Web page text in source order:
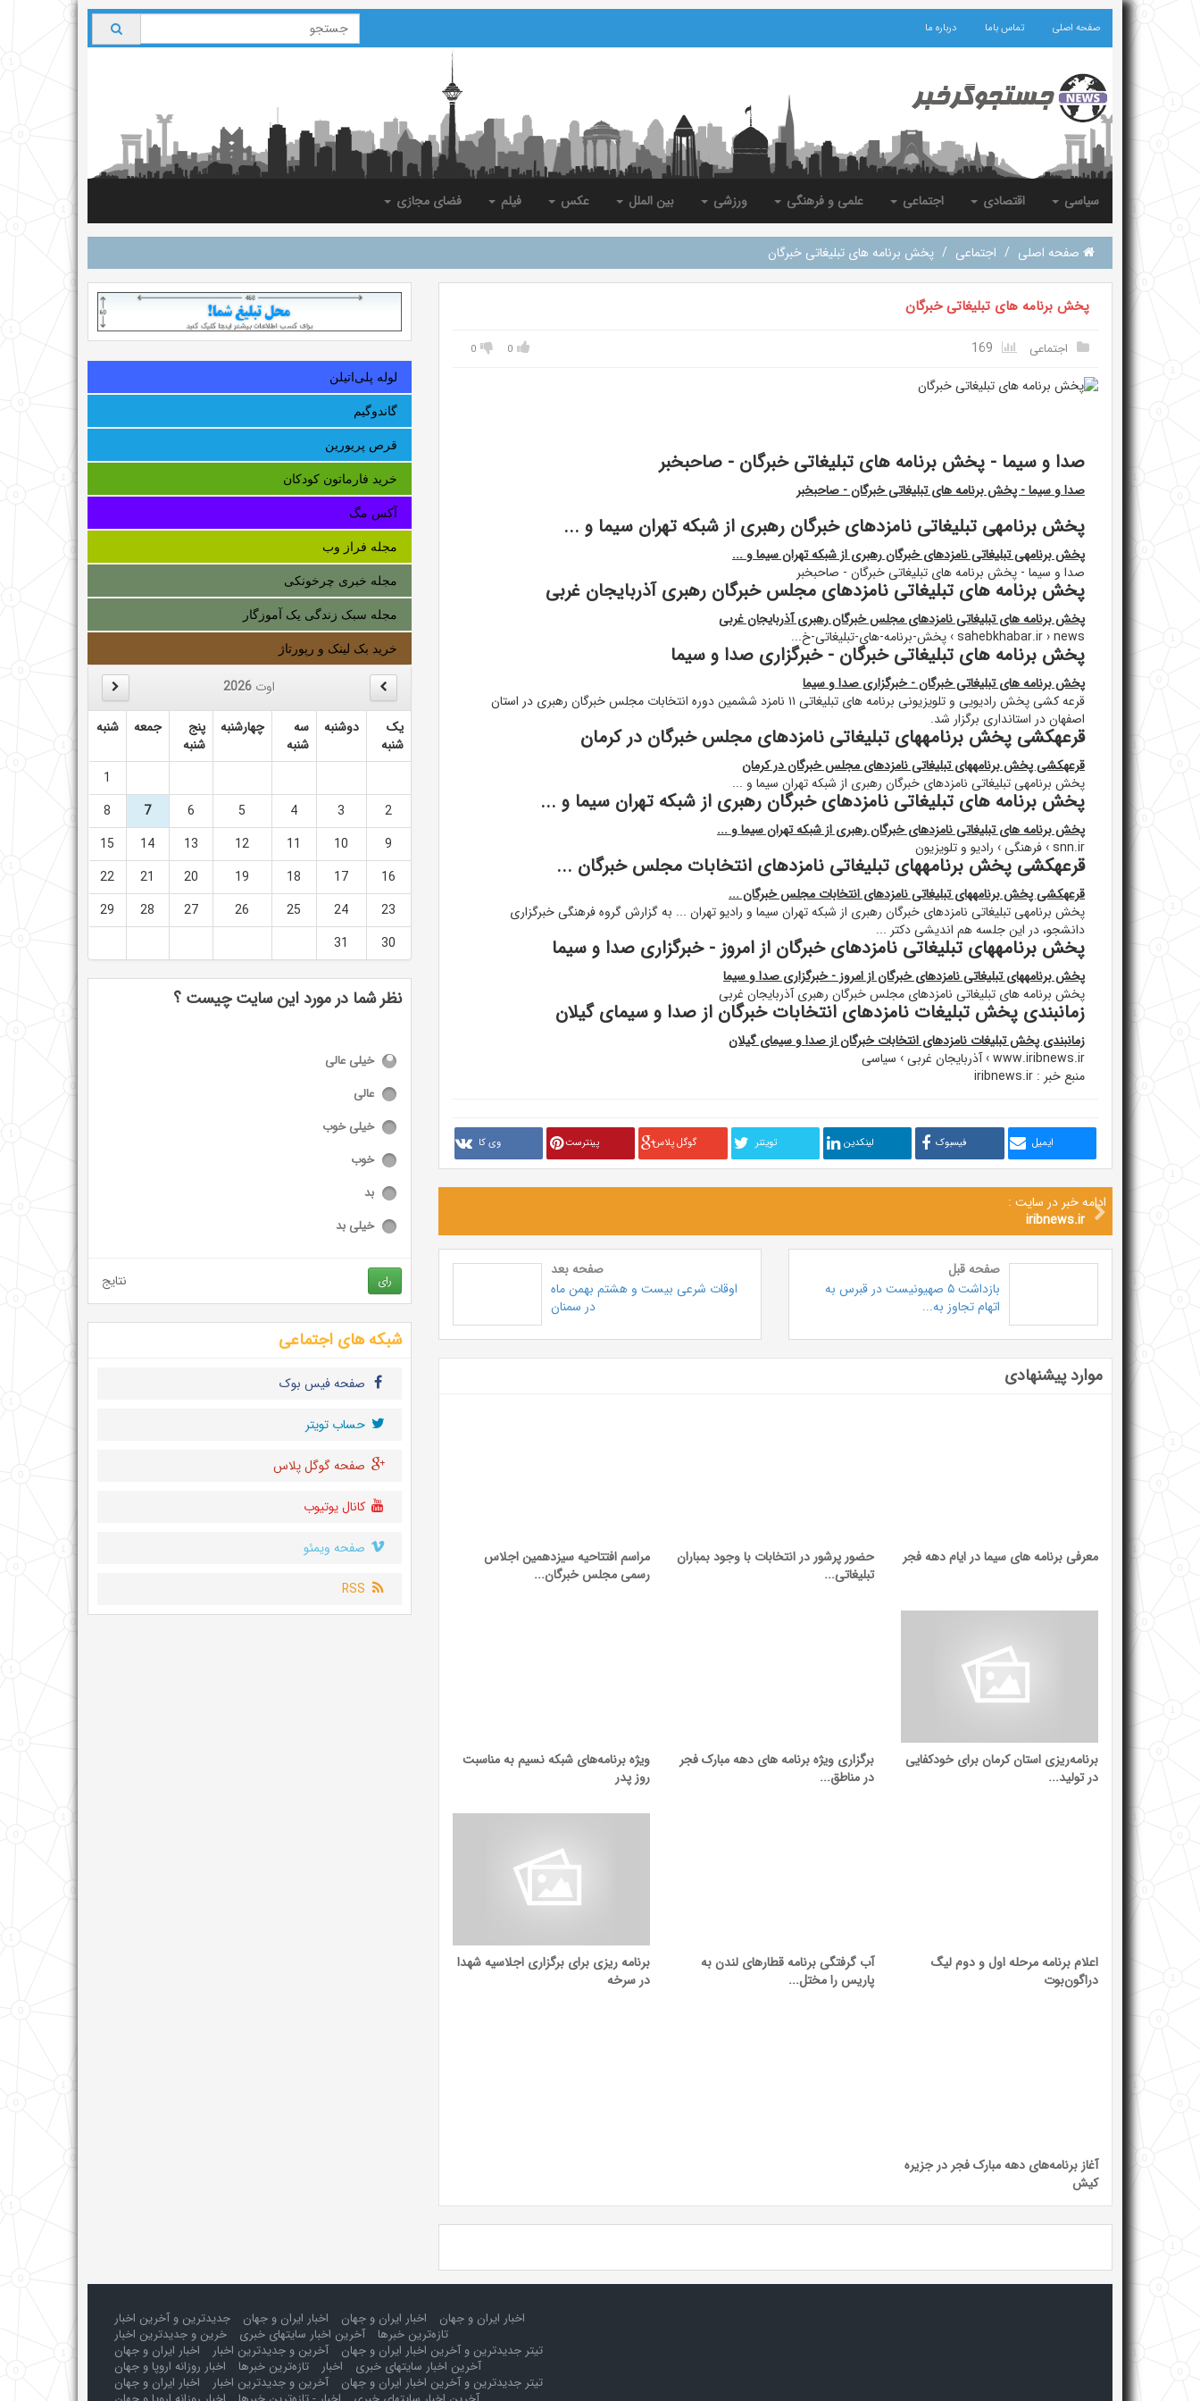
صفحه اصلی تماس باما درباره ما
سیاسی اقتصادی اجتماعی علمی و فرهنگی ورزشی بین الملل عکس فیلم فضای مجازی
صفحه اصلی / اجتماعی / پخش برنامه های تبلیغاتی خبرگان
پخش برنامه های تبلیغاتی خبرگان
اجتماعی 0
0
صدا و سیما - پخش برنامه های تبلیغاتی خبرگان - صاحبخبر
صدا و سیما - پخش برنامه های تبلیغاتی خبرگان - صاحبخبر
پخش برنامهی تبلیغاتی نامزدهای خبرگان رهبری از شبکه تهران سیما و ...
پخش برنامهی تبلیغاتی نامزدهای خبرگان رهبری از شبکه تهران سیما و ...
صدا و سیما - پخش برنامه های تبلیغاتی خبرگان - صاحبخبر
پخش برنامه های تبلیغاتی نامزدهای مجلس خبرگان رهبری آذربایجان غربی
پخش برنامه های تبلیغاتی نامزدهای مجلس خبرگان رهبری آذربایجان غربی
sahebkhabar.ir › news › پخش-برنامه-های-تبلیغاتی-خ...
پخش برنامه های تبلیغاتی خبرگان - خبرگزاری صدا و سیما
پخش برنامه های تبلیغاتی خبرگان - خبرگزاری صدا و سیما
قرعه کشی پخش رادیویی و تلویزیونی برنامه های تبلیغاتی ۱۱ نامزد ششمین دوره انتخابات مجلس خبرگان رهبری در استان
اصفهان در استانداری برگزار شد.
قرعهکشی پخش برنامههای تبلیغاتی نامزدهای مجلس خبرگان در کرمان
قرعهکشی پخش برنامههای تبلیغاتی نامزدهای مجلس خبرگان در کرمان
پخش برنامهی تبلیغاتی نامزدهای خبرگان رهبری از شبکه تهران سیما و ...
پخش برنامه های تبلیغاتی نامزدهای خبرگان رهبری از شبکه تهران سیما و ...
پخش برنامه های تبلیغاتی نامزدهای خبرگان رهبری از شبکه تهران سیما و ...
snn.ir › فرهنگی › رادیو و تلویزیون
قرعهکشی پخش برنامههای تبلیغاتی نامزدهای انتخابات مجلس خبرگان ...
قرعهکشی پخش برنامههای تبلیغاتی نامزدهای انتخابات مجلس خبرگان ...
پخش برنامهی تبلیغاتی نامزدهای خبرگان رهبری از شبکه تهران سیما و رادیو تهران ... به گزارش گروه فرهنگی خبرگزاری
دانشجو، در این جلسه هم اندیشی دکتر ...
پخش برنامههای تبلیغاتی نامزدهای خبرگان از امروز - خبرگزاری صدا و سیما
پخش برنامههای تبلیغاتی نامزدهای خبرگان از امروز - خبرگزاری صدا و سیما
پخش برنامه های تبلیغاتی نامزدهای مجلس خبرگان رهبری آذربایجان غربی
زمانبندی پخش تبلیغات نامزدهای انتخابات خبرگان از صدا و سیمای گیلان
زمانبندی پخش تبلیغات نامزدهای انتخابات خبرگان از صدا و سیمای گیلان
www.iribnews.ir › آذربایجان غربی › سیاسی
منبع خبر : iribnews.ir
ایمیل فیسبوک لینکدین تويتنر گوگل پلاس پینترست وی کا
ادامه خبر در سایت :
iribnews.ir
صفحه قبل
بازداشت ۵ صهیونیست در قبرس به
اتهام تجاوز به...
صفحه بعد
اوقات شرعی بیست و هشتم بهمن ماه
در سمنان
موارد پیشنهادی
معرفی برنامه های سیما در ایام دهه فجر
حضور پرشور در انتخابات با وجود بمباران
تبلیغاتی...
مراسم افتتاحیه سیزدهمین اجلاس
رسمی مجلس خبرگان...
برنامه‌ریزی استان کرمان برای خودکفایی
در تولید...
برگزاری ویژه برنامه های دهه مبارک فجر
در مناطق...
ویژه برنامه‌های شبکه نسیم به مناسبت
روز پدر
اعلام برنامه مرحله اول و دوم لیگ
دراگون‌بوت
آب گرفتگی برنامه قطار‌های لندن به
پاریس را مختل...
برنامه ریزی برای برگزاری اجلاسیه شهدا
در سرخه
آغاز برنامه‌های دهه مبارک فجر در جزیره
کیش
لوله‌ پلی‌اتیلن
گاندوگیم
قرص پریورین
خرید فارماتون کودکان
آکس مگ
مجله فراز وب
مجله خبری چرخونکی
مجله سبک زندگی یک آموزگار
خرید بک لینک و رپورتاژ
اوت 2026
یک
شنبه
دوشنبه
سه
شنبه
چهارشنبه
پنج
شنبه
جمعه شنبه
1
2
3
4
5
6
7
8
9
10
11
12
13
14
15
16
17
18
19
20
21
22
23
24
25
26
27
28
29
30
31
نظر شما در مورد این سایت چیست ؟
خیلی عالی
عالی
خیلی خوب
خوب
بد
خیلی بد
رای نتایج
شبکه های اجتماعی
صفحه فیس بوک
حساب تويتر
صفحه گوگل پلاس
کانال یوتیوب
صفحه ویمئو
اخبار ایران و جهان اخبار ایران و جهان اخبار ایران و جهان
جدیدترین و آخرین اخبار
تازه‌ترین خبرها
آخرین اخبار سایتهای خبری
خرین و جدیدترین اخبار
تیتر جدیدترین و آخرین اخبار ایران و جهان
آخرین و جدیدترین اخبار
اخبار ایران و جهان
آخرین اخبار سایتهای خبری
اخبار تازه‌ترین خبرها
اخبار روزانه اروپا و جهان
تیتر جدیدترین و آخرین اخبار ایران و جهان
آخرین و جدیدترین اخبار
اخبار ایران و جهان